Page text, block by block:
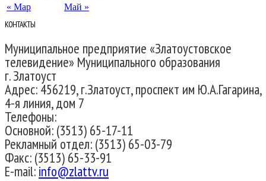
« Мар Май »
КОНТАКТЫ
Муниципальное предприятие «Златоустовское
телевидение» Муниципального образования
г. Златоуст
Адрес: 456219, г.Златоуст, проспект им Ю.А.Гагарина,
4-я линия, дом 7
Телефоны:
Основной: (3513) 65-17-11
Рекламный отдел: (3513) 65-03-79
Факс: (3513) 65-33-91
E-mail:info@zlattv.ru